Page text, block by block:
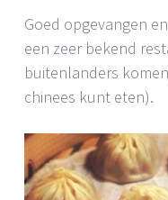
Goed opgevangen
een zeer bekend
buitenlanders
chinees kunt eten).